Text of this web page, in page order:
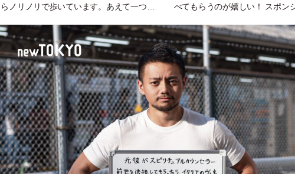
らノリノリで歩いています。あえて一つ前
あります。
べてもらうのが嬉しい！ スポン
てフォークが刺さらない物体Xが
も…。